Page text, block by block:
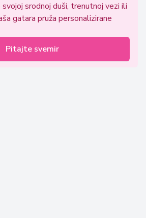
srodnoj duši, trenutnoj vezi ili
gatara pruža personalizirane
Pitajte svemir